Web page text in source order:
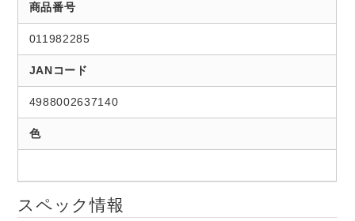
商品番号
011982285
JANコード
4988002637140
色
スペック情報